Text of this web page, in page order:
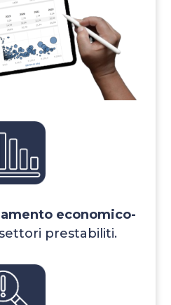
economico-
prestabiliti.